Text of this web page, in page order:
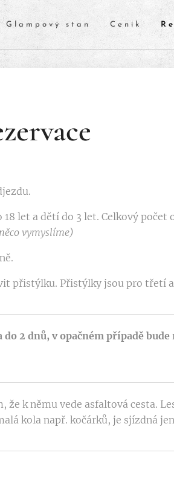
Glampový stan Ceník
let a dětí do 3 let. Celkový počet
vymyslíme)
přistýlku. Přistýlky jsou pro třetí
2 dnů, v opačném případě
k němu vede asfaltová cesta.
kola např. kočárků, je sjízdná